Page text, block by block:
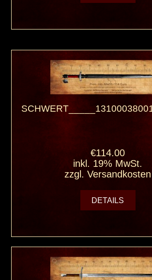
€114.00
inkl. 19% MwSt.
zzgl.Versandkosten
DETAILS